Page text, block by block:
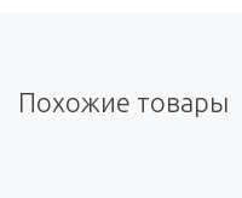
Похожие товары